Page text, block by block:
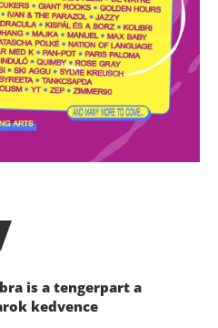
is a tengerpart a
kedvence